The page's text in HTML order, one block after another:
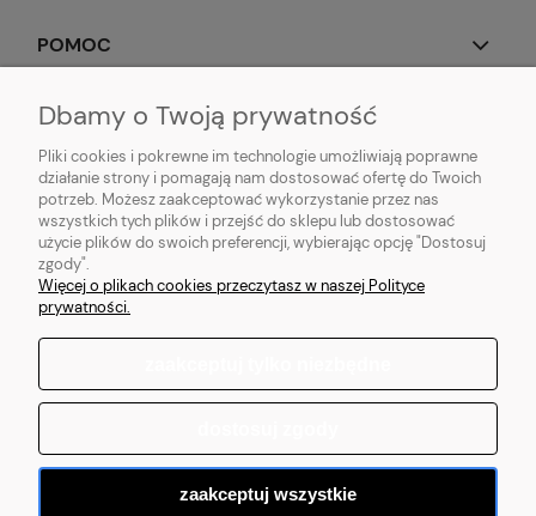
POMOC
OBSERWUJ NAS
Popularne produkty:Koszulki do biegania|Topy do biegania|Bluzy do
biegania| Longsleeve do biegania|Kurtki do biegania|Kamizelki do
biegania| Legginsy do biegania
Sklep internetowy Shoper.pl
Dbamy o Twoją prywatność
Pliki cookies i pokrewne im technologie umożliwiają poprawne
działanie strony i pomagają nam dostosować ofertę do Twoich
potrzeb. Możesz zaakceptować wykorzystanie przez nas
wszystkich tych plików i przejść do sklepu lub dostosować
użycie plików do swoich preferencji, wybierając opcję "Dostosuj
zgody".
Więcej o plikach cookies przeczytasz w naszej Polityce
prywatności.
zaakceptuj wszystkie